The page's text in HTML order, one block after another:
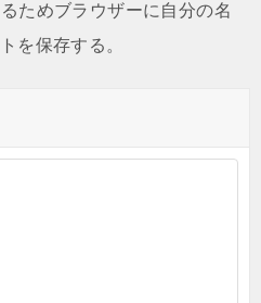
ためブラウザーに自分の名
を保存する。